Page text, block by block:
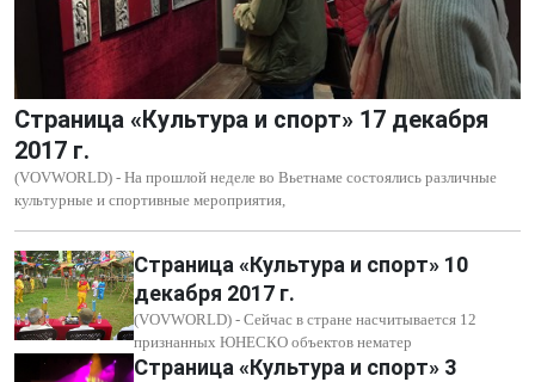
Страница «Культура и спорт» 17 декабря
2017 г.
(VOVWORLD) - На прошлой неделе во Вьетнаме состоялись различные
культурные и спортивные мероприятия,
Страница «Культура и спорт» 10
декабря 2017 г.
(VOVWORLD) - Сейчас в стране насчитывается 12
признанных ЮНЕСКО объектов нематер
Страница «Культура и спорт» 3